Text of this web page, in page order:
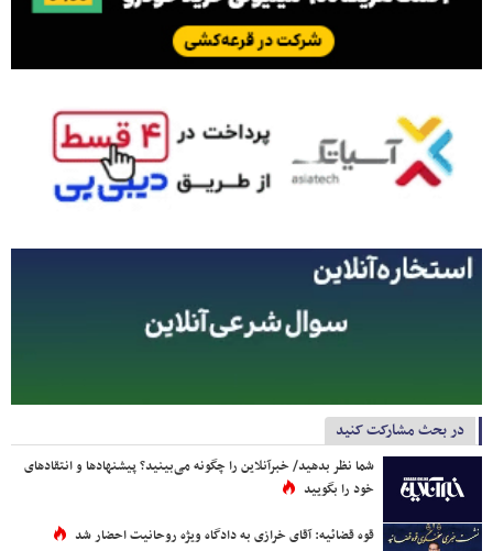
در بحث مشارکت کنید
شما نظر بدهید/ خبرآنلاین را چگونه می‌بینید؟ پیشنهادها و انتقادهای
خود را بگویید
قوه قضائیه: آقای خرازی به دادگاه ویژه روحانیت احضار شد